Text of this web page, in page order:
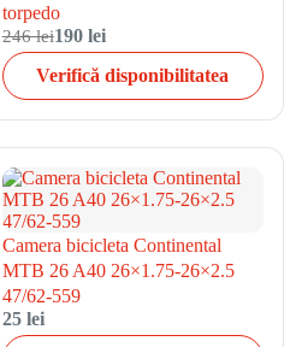
torpedo
246 lei190 lei
Verifică disponibilitatea
Camera bicicleta Continental
MTB 26 A40 26×1.75-26×2.5
47/62-559
25 lei